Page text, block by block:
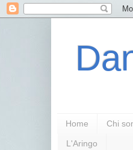
Home Chi
L'Aringo